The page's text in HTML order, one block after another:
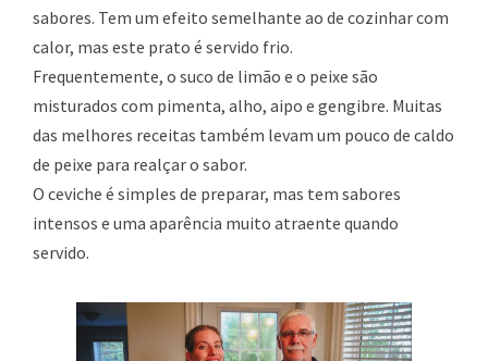
sabores. Tem um efeito semelhante ao de cozinhar com
calor, mas este prato é servido frio.
Frequentemente, o suco de limão e o peixe são
misturados com pimenta, alho, aipo e gengibre. Muitas
das melhores receitas também levam um pouco de caldo
de peixe para realçar o sabor.
O ceviche é simples de preparar, mas tem sabores
intensos e uma aparência muito atraente quando
servido.